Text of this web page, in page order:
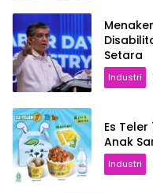
Setara
Industri
Es
Anak
Industri